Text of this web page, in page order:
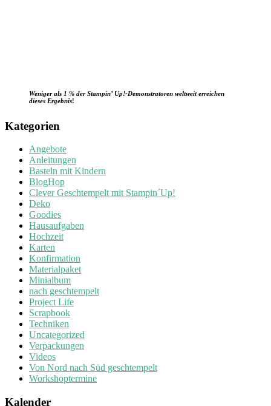
Weniger als 1 % der Stampin’ Up!-Demonstratoren weltweit erreichen
dieses Ergebnis!
Kategorien
Angebote
Anleitungen
Basteln mit Kindern
BlogHop
Clever Geschtempelt mit Stampin´Up!
Deko
Goodies
Hausaufgaben
Hochzeit
Karten
Konfirmation
Materialpaket
Minialbum
nach geschtempelt
Project Life
Scrapbook
Techniken
Uncategorized
Verpackungen
Videos
Von Nord nach Süd geschtempelt
Workshoptermine
Kalender